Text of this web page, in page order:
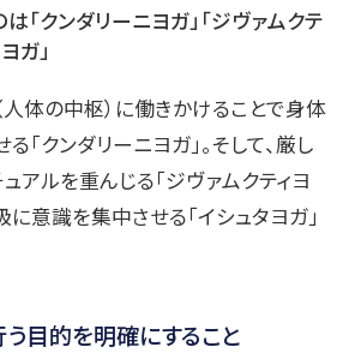
「クンダリーニヨガ」「ジヴァムクテ
ガ」
人体の中枢）に働きかけることで身体
「クンダリーニヨガ」。そして、厳し
アルを重んじる「ジヴァムクティヨ
に意識を集中させる「イシュタヨガ」
目的を明確にすること